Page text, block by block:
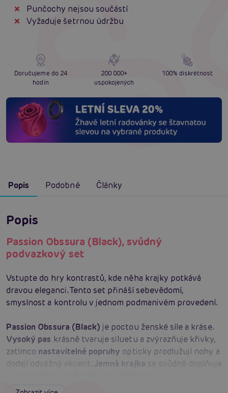
Punčochy nejsou součástí
Vyžaduje šetrnou údržbu
Doručujeme do 24
hodin
200 000+
uspokojených
100% diskrétnost
Popis Podobné Články
Popis
Passion Obssura (Black), svůdný
podvazkový set
Vstupte do hry kontrastů, kde něha krajky potkává
dravou eleganci. Tento set přináší sebevědomí,
smyslnost a kontrolu v jednom podmanivém provedení.
Passion Obssura (Black) je poctou ženské síle a kráse.
Vysoký pas krásně tvaruje siluetu a zvýrazňuje křivky,
zatímco nastavitelné popruhy opticky prodlužují nohy a
dodají odvážný akcent.
Jemná krajka se svůdně doplňuje
vzrušující hru měkkosti a pevnosti.